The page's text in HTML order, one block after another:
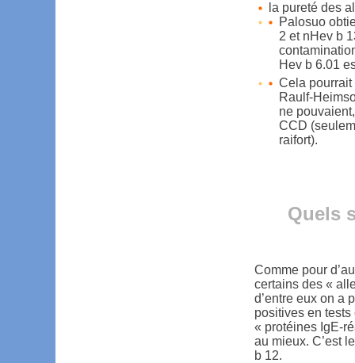
la pureté des
Palosuo
2 et nHev b
Hev b 6.01
Cela
Raulf-
ne
CCD
raifort).
Quels
Comme pour
certains des «
d’entre eux on a
positives en
« protéines IgE-
au mieux. C’est
b 12.